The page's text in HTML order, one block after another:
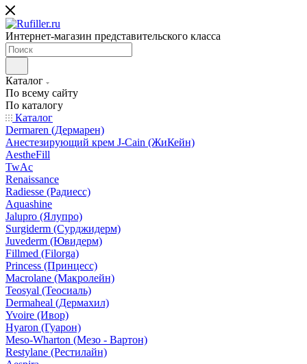
Интернет-магазин представительского класса
Каталог
По всему сайту
По каталогу
Каталог
Dermaren (Дермарен)
Анестезирующий крем J-Cain (ЖиКейн)
AestheFill
TwAc
Renaissance
Radiesse (Радиесс)
Aquashine
Jalupro (Ялупро)
Surgiderm (Сурджидерм)
Juvederm (Ювидерм)
Fillmed (Filorga)
Princess (Принцесс)
Macrolane (Макролейн)
Teosyal (Теосиаль)
Dermaheal (Дермахил)
Yvoire (Ивор)
Hyaron (Гуарон)
Meso-Wharton (Мезо - Вартон)
Restylane (Рестилайн)